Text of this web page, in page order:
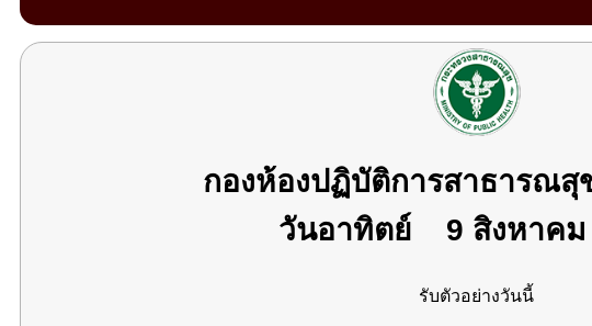
กองห้องปฏิบัติการสาธารณสุ
วันอาทิตย์
9 สิงหาค
รับตัวอย่างวันนี้